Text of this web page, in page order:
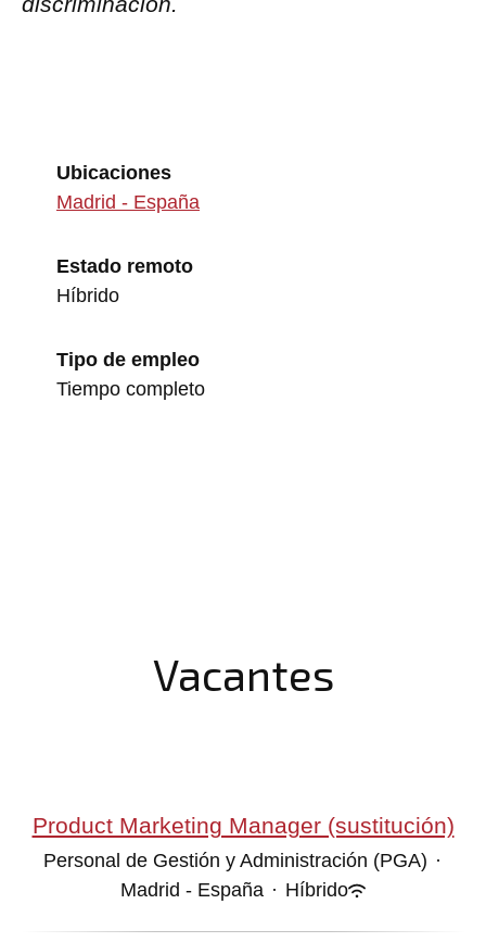
Ubicaciones
Madrid - España
Estado remoto
Híbrido
Tipo de empleo
Tiempo completo
Vacantes
Product Marketing Manager (sustitución)
Personal de Gestión y Administración (PGA) ·
Madrid - España · Híbrido